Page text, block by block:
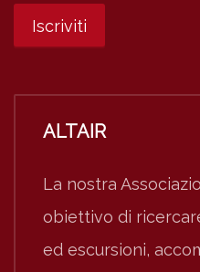
ALTAIR
La nostra
obiettivo di
ed escursioni,